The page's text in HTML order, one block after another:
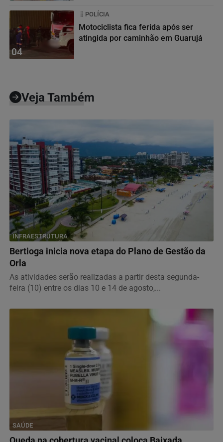
04
POLÍCIA
Motociclista fica ferida após ser
atingida por caminhão em Guarujá
Veja Também
INFRAESTRUTURA
Bertioga inicia nova etapa do Plano de Gestão da
Orla
As atividades serão realizadas a partir desta segunda-
feira (10) entre os dias 10 e 14 de agosto,...
SAÚDE